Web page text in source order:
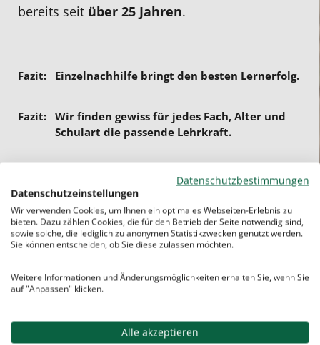
bereits seit über 25 Jahren.
Einzelnachhilfe bringt den besten Lernerfolg.
Wir finden gewiss für jedes Fach, Alter und
Schulart die passende Lehrkraft.
– keine Mindeststunden
– keine Aufnahmegebühr
Die Vorteile unserer Nachhilfe in
Datenschutzbestimmungen
Datenschutzeinstellungen
Wir verwenden Cookies, um Ihnen ein optimales Webseiten-Erlebnis zu
bieten. Dazu zählen Cookies, die für den Betrieb der Seite notwendig sind,
sowie solche, die lediglich zu anonymen Statistikzwecken genutzt werden.
Sie können entscheiden, ob Sie diese zulassen möchten.
Weitere Informationen und Änderungsmöglichkeiten erhalten Sie, wenn Sie
auf "Anpassen" klicken.
Alle akzeptieren